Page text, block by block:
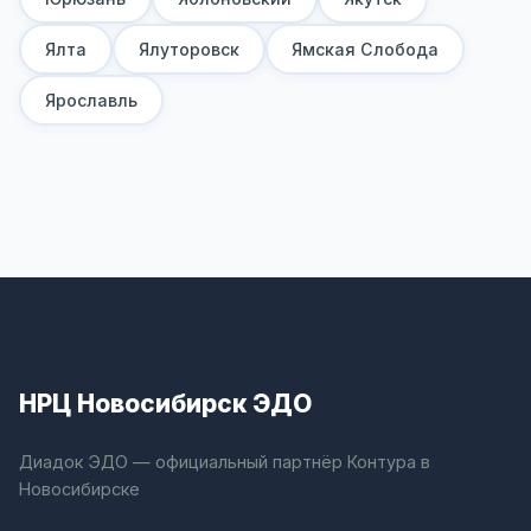
Ялта Ялуторовск Ямская Слобода
Ярославль
НРЦ Новосибирск ЭДО
Диадок ЭДО — официальный партнёр Контура в
Новосибирске